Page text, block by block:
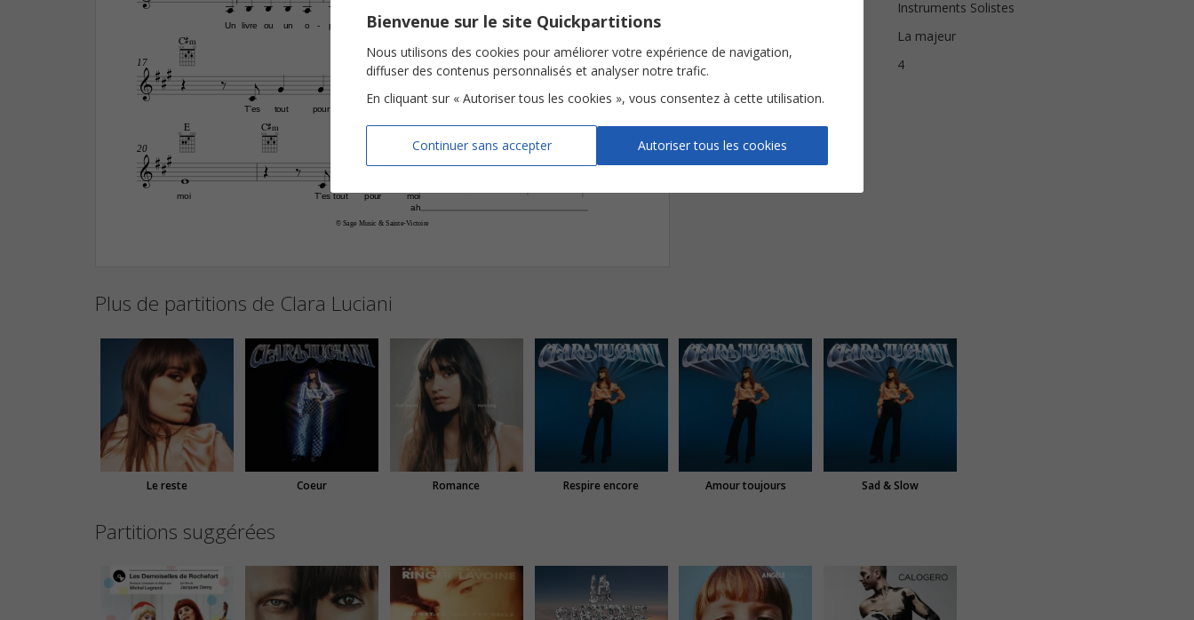
© Sage Music & Sainte-Victoire
Un livre ou un o pé
- Mais t'es tout pour moi
T'es tout pour
17
moi T'es tout pour moi
ah
20

C©‹

E C©‹ F©

 
          
     
 
Instruments Solistes
La majeur
Nombre de pages
4
Plus de partitions de Clara Luciani
Le reste Coeur Romance Respire encore Amour toujours Sad & Slow
Partitions suggérées
Bienvenue sur le site Quickpartitions
Nous utilisons des cookies pour améliorer votre expérience de navigation,
diffuser des contenus personnalisés et analyser notre trafic.
En cliquant sur « Autoriser tous les cookies », vous consentez à cette utilisation.
Continuer sans accepter Autoriser tous les cookies